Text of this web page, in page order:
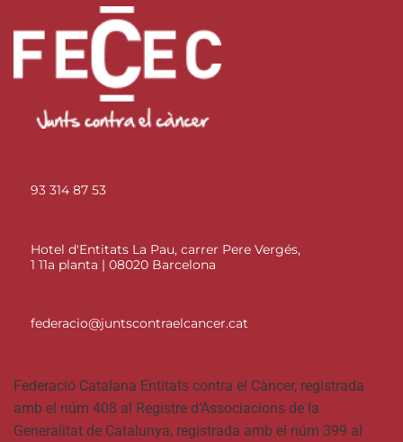
93 314 87 53
Hotel d'Entitats La Pau, carrer Pere Vergés,
1 11a planta | 08020 Barcelona
federacio@juntscontraelcancer.cat
Federació Catalana Entitats contra el Càncer, registrada
amb el núm 408 al Registre d’Associacions de la
Generalitat de Catalunya, registrada amb el núm 399 al